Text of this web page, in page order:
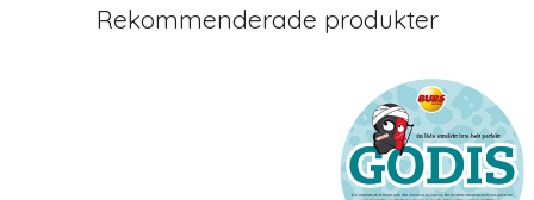
Rekommenderade produkter